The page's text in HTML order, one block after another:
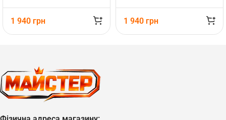
1 940 грн 1 940 грн